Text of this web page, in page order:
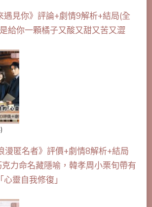
遇見你》評論+劇情9解析+結局(全
給你一顆橘子又酸又甜又苦又澀
漫匿名者》評價+劇情8解析+結局
力命名藏隱喻，韓孝周小栗旬帶有
靈自我修復」